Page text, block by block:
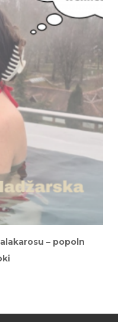
– popoln